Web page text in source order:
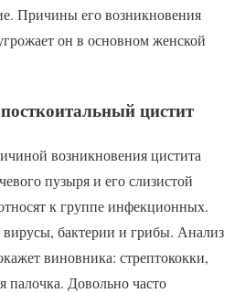
Причины его возникновения
он в основном женской
цистит
возникновения цистита
пузыря и его слизистой
к группе инфекционных.
бактерии и грибы. Анализ
виновника: стрептококки,
палочка. Довольно часто